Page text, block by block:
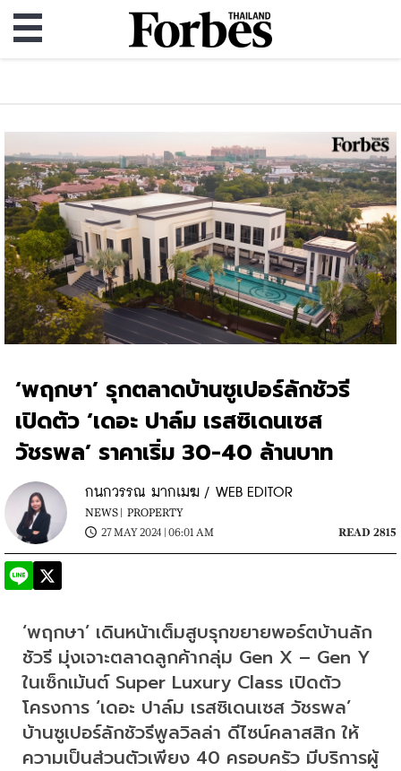
‘พฤกษา’ รุกตลาดบ้านซูเปอร์ลักชัวรี
เปิดตัว ‘เดอะ ปาล์ม เรสซิเดนเซส
วัชรพล’ ราคาเริ่ม 30-40 ล้านบาท
กนกวรรณ มากเมฆ / WEB EDITOR
NEWS | PROPERTY
27 MAY 2024 | 06:01 AM
READ 2815
‘พฤกษา’ เดินหน้าเต็มสูบรุกขยายพอร์ตบ้านลัก
ชัวรี มุ่งเจาะตลาดลูกค้ากลุ่ม Gen X – Gen Y
ในเซ็กเม้นต์ Super Luxury Class เปิดตัว
โครงการ ‘เดอะ ปาล์ม เรสซิเดนเซส วัชรพล’
บ้านซูเปอร์ลักชัวรีพูลวิลล่า ดีไซน์คลาสสิก ให้
ความเป็นส่วนตัวเพียง 40 ครอบครัว มีบริการผู้